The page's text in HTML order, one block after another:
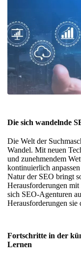
Die sich wandelnde
Die Welt der
Wandel. Mit neuen
und zunehmendem
kontinuierlich
Natur der SEO bringt
Herausforderungen
sich SEO-Agenturen
Herausforderungen sie
Fortschritte in der
Lernen